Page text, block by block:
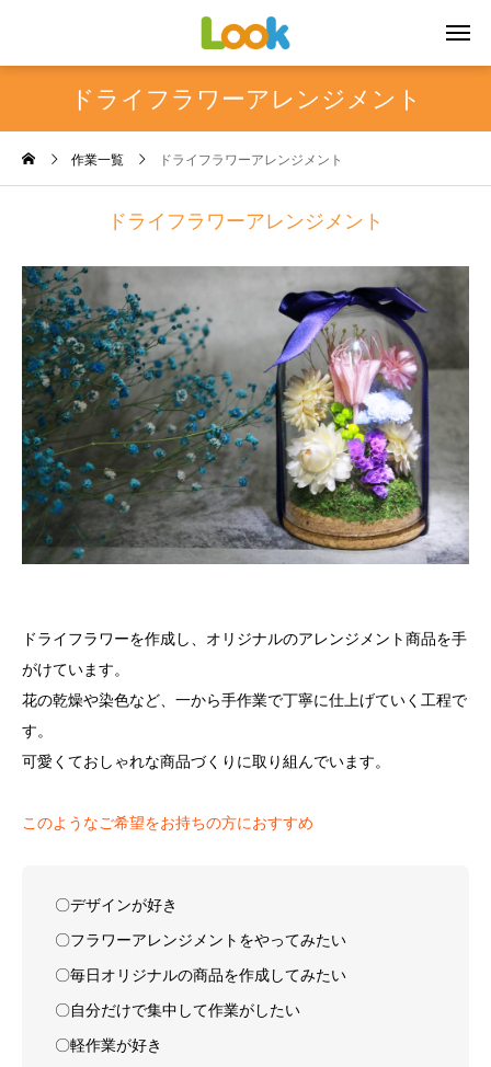
ドライフラワーアレンジメント
作業一覧 ドライフラワーアレンジメント
ドライフラワーアレンジメント
ドライフラワーを作成し、オリジナルのアレンジメント商品を手
がけています。
花の乾燥や染色など、一から手作業で丁寧に仕上げていく工程で
す。
可愛くておしゃれな商品づくりに取り組んでいます。
このようなご希望をお持ちの方におすすめ
〇デザインが好き
〇フラワーアレンジメントをやってみたい
〇毎日オリジナルの商品を作成してみたい
〇自分だけで集中して作業がしたい
〇軽作業が好き